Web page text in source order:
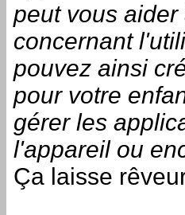
peut vous
concernant
pouvez ainsi
pour votre
gérer les
l'appareil ou
Ça laisse